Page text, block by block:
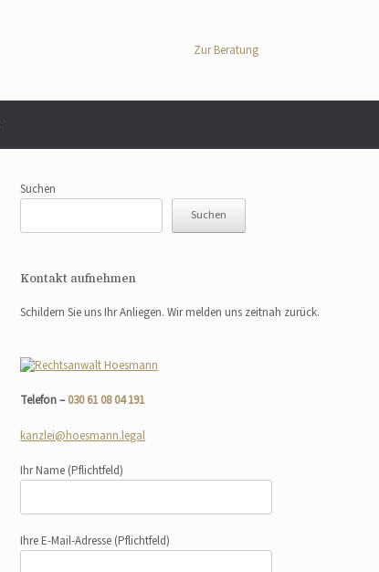
Zur Beratung
Suchen
Suchen
Kontakt aufnehmen
Schildern Sie uns Ihr Anliegen. Wir melden uns zeitnah zurück.
Telefon –030 61 08 04 191
kanzlei@hoesmann.legal
Ihr Name (Pflichtfeld)
Ihre E-Mail-Adresse (Pflichtfeld)